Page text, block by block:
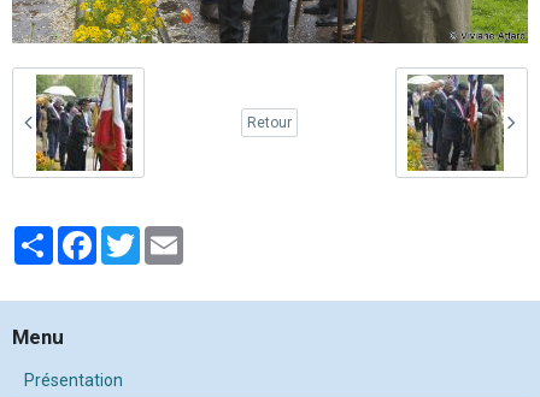
Retour
PartagerFacebook
Twitter
Menu
Présentation